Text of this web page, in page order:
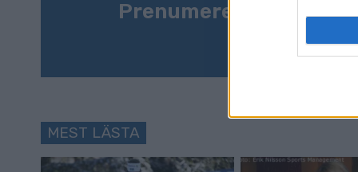
Prenumerera på vårt
MEST LÄSTA